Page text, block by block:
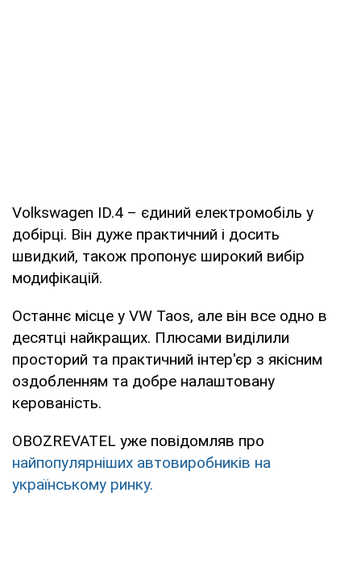
Volkswagen ID.4 – єдиний електромобіль у
добірці. Він дуже практичний і досить
швидкий, також пропонує широкий вибір
модифікацій.
Останнє місце у VW Taos, але він все одно в
десятці найкращих. Плюсами виділили
просторий та практичний інтер'єр з якісним
оздобленням та добре налаштовану
керованість.
OBOZREVATEL уже повідомляв про
найпопулярніших автовиробників на
українському ринку.